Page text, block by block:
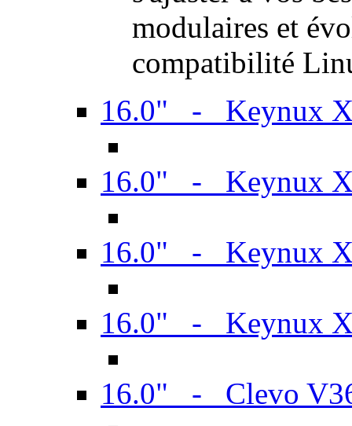
modulaires et
compatibilité
16.0" - Keynux
16.0" - Keynux
16.0" - Keynux
16.0" - Keynux
16.0" - Clevo